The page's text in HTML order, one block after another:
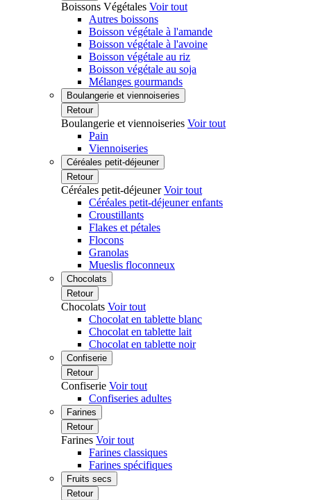
Boissons Végétales Voir tout
Autres boissons
Boisson végétale à l'amande
Boisson végétale à l'avoine
Boisson végétale au riz
Boisson végétale au soja
Mélanges gourmands
Boulangerie et viennoiseries
Retour
Boulangerie et viennoiseries Voir tout
Pain
Viennoiseries
Céréales petit-déjeuner
Retour
Céréales petit-déjeunerVoir tout
Céréales petit-déjeuner enfants
Croustillants
Flakes et pétales
Flocons
Granolas
Mueslis floconneux
Chocolats
Retour
Chocolats Voir tout
Chocolat en tablette blanc
Chocolat en tablette lait
Chocolat en tablette noir
Confiserie
Retour
Confiserie Voir tout
Confiseries adultes
Farines
Retour
Farines Voir tout
Farines classiques
Farines spécifiques
Fruits secs
Retour